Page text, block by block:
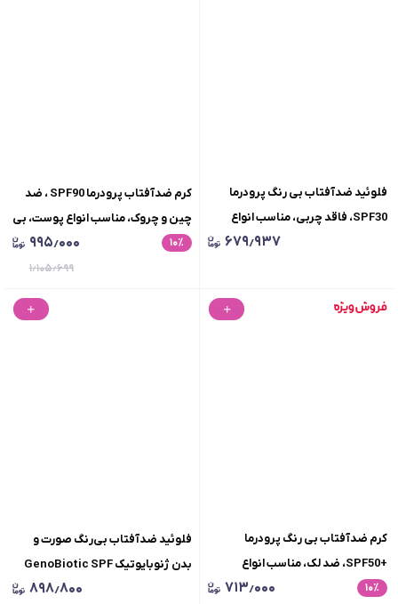
فلوئید ضدآفتاب بی رنگ پرودرما
SPF30، فاقد چربی، مناسب انواع
۶۷۹٫۹۳۷
کرم ضدآفتاب پرودرما SPF90 ، ضد
چین و چروک، مناسب انواع پوست، بی
رنگ، حجم 40 میل
۱۰٪ ۹۹۵٫۰۰۰
۱٫۱۰۵٫۶۹۹
کرم ضدآفتاب بی رنگ پرودرما
+SPF50، ضد لک، مناسب انواع
پوست، حجم 40 میلی لیتر
۱۰٪ ۷۱۳٫۰۰۰
فلوئید ضدآفتاب بی‌رنگ صورت و
بدن ژنوبایوتیک GenoBiotic SPF
50، محافظت‌کننده در برابر اشعه UVA۸۹۸٫۸۰۰